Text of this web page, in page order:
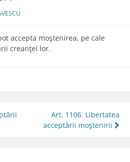
accepta moştenirea, pe cale
creanţei lor.
Art. 1106. Libertatea
acceptării moştenirii